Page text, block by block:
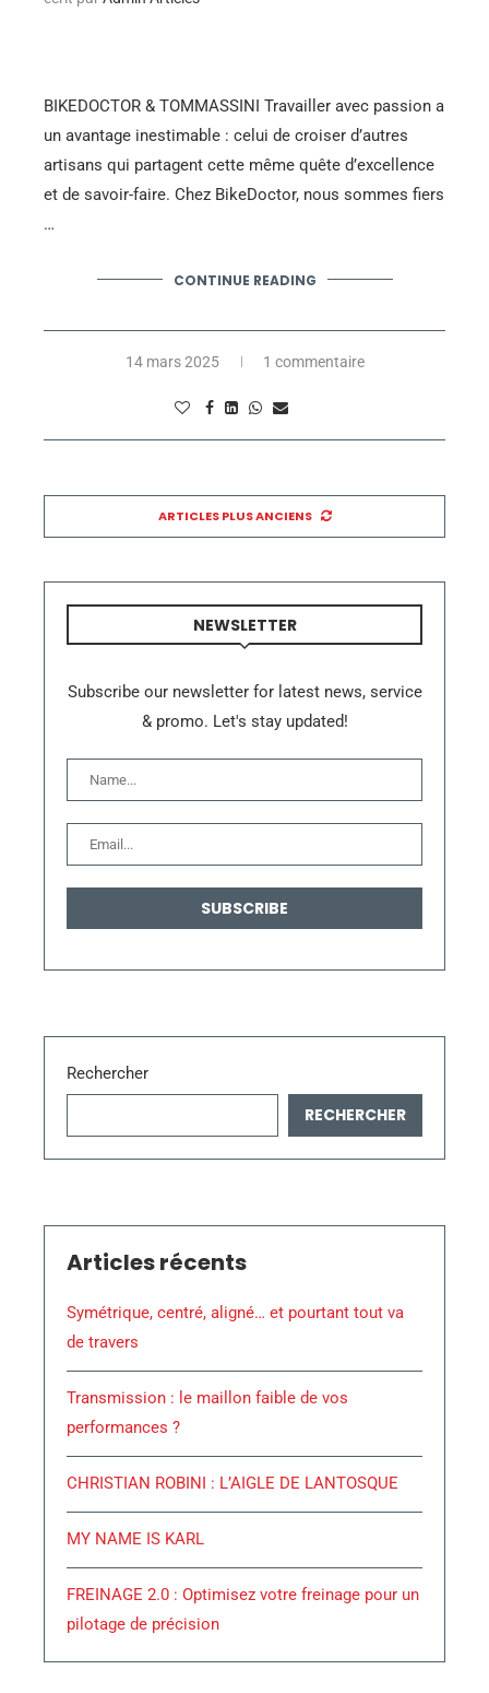
BIKEDOCTOR & TOMMASSINI Travailler avec passion a
un avantage inestimable : celui de croiser d’autres
artisans qui partagent cette même quête d’excellence
et de savoir-faire. Chez BikeDoctor, nous sommes fiers
…
CONTINUE READING
14 mars 2025 1 commentaire
ARTICLES PLUS ANCIENS
NEWSLETTER
Subscribe our newsletter for latest news, service
& promo. Let's stay updated!
Rechercher
RECHERCHER
Articles récents
Symétrique, centré, aligné… et pourtant tout va
de travers
Transmission : le maillon faible de vos
performances ?
CHRISTIAN ROBINI : L’AIGLE DE LANTOSQUE
MY NAME IS KARL
FREINAGE 2.0 : Optimisez votre freinage pour un
pilotage de précision